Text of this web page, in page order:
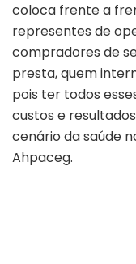
coloca frente a
representes de o
compradores de
presta, quem
pois ter todos
custos e
cenário da saúde
Ahpaceg.